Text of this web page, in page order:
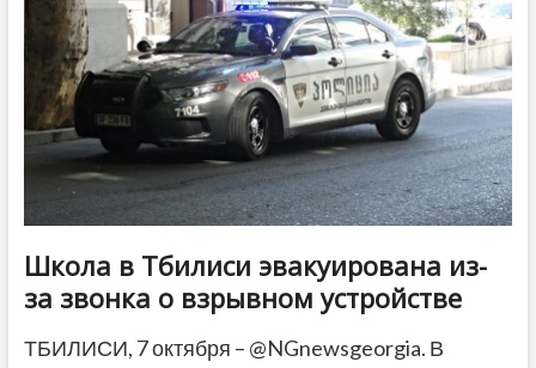
импичмент
Зурабишвили
Школа в Тбилиси эвакуирована из-
за звонка о взрывном устройстве
ТБИЛИСИ, 7 октября – @NGnewsgeorgia. В